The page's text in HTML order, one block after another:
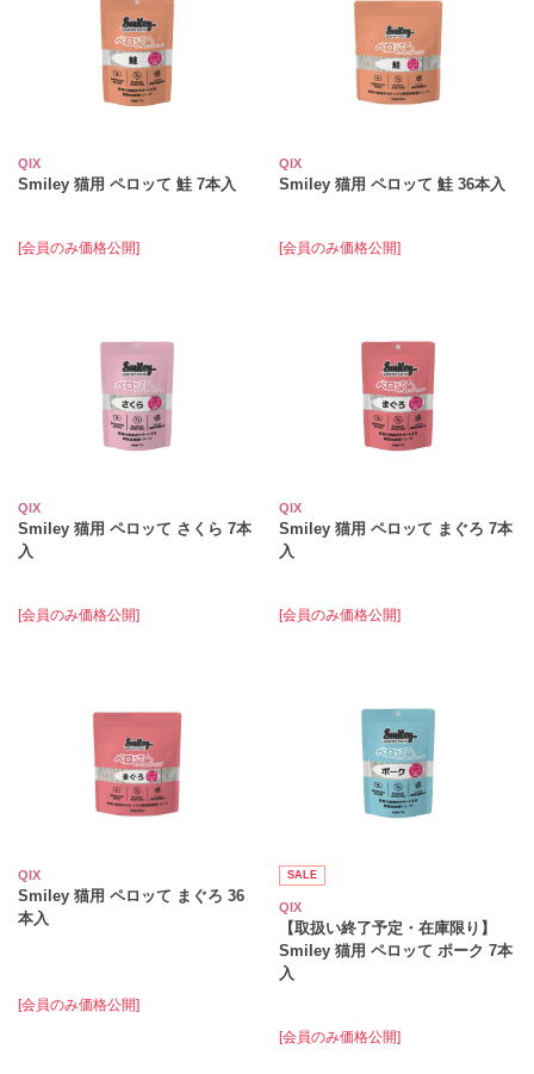
QIX
Smiley 猫用 ペロッて 鮭 7本入
[会員のみ価格公開]
QIX
Smiley 猫用 ペロッて 鮭 36本入
[会員のみ価格公開]
QIX
Smiley 猫用 ペロッて さくら 7本
入
[会員のみ価格公開]
QIX
Smiley 猫用 ペロッて まぐろ 7本
入
[会員のみ価格公開]
QIX
Smiley 猫用 ペロッて まぐろ 36
本入
[会員のみ価格公開]
SALE
QIX
【取扱い終了予定・在庫限り】
Smiley 猫用 ペロッて ポーク 7本
入
[会員のみ価格公開]